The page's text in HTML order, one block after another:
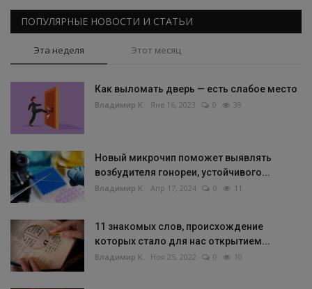
ПОПУЛЯРНЫЕ НОВОСТИ И СТАТЬИ
Эта неделя Этот месяц
Как выломать дверь — есть слабое место
Владимир К. Янв 16, 2023 0 39
Новый микрочип поможет выявлять
возбудителя гонореи, устойчивого...
Владимир К. Апр 17, 2024 0 11
11 знакомых слов, происхождение
которых стало для нас открытием...
Владимир К. Ноя 25, 2022 0 10